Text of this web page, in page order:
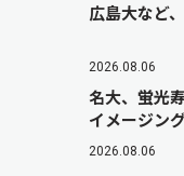
広島大など
2026.08.06
名大、蛍光
イメージン
2026.08.06